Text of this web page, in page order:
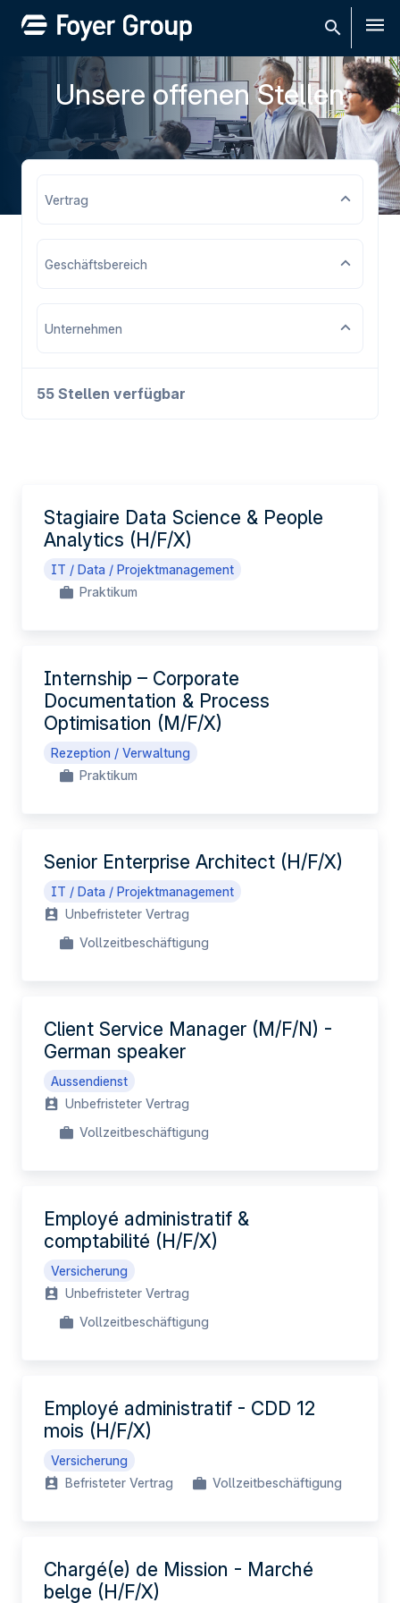
DE
Unsere offenen Stellen
Vertrag
Geschäftsbereich
Unternehmen
55 Stellen verfügbar
Stagiaire Data Science & People
Analytics (H/F/X)
IT / Data / Projektmanagement
Praktikum
Internship – Corporate
Documentation & Process
Optimisation (M/F/X)
Rezeption / Verwaltung
Praktikum
Senior Enterprise Architect (H/F/X)
IT / Data / Projektmanagement
Unbefristeter Vertrag
Vollzeitbeschäftigung
Client Service Manager (M/F/N) -
German speaker
Aussendienst
Unbefristeter Vertrag
Vollzeitbeschäftigung
Employé administratif &
comptabilité (H/F/X)
Versicherung
Unbefristeter Vertrag
Vollzeitbeschäftigung
Employé administratif - CDD 12
mois (H/F/X)
Versicherung
Befristeter Vertrag
Vollzeitbeschäftigung
Chargé(e) de Mission - Marché
belge (H/F/X)